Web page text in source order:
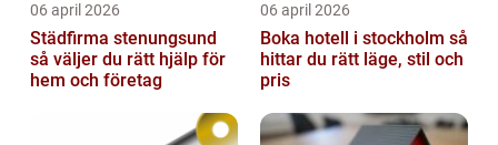
06 april 2026
Städfirma stenungsund
så väljer du rätt hjälp för
hem och företag
06 april 2026
Boka hotell i stockholm så
hittar du rätt läge, stil och
pris